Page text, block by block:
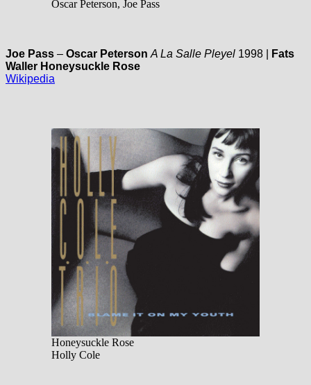
Oscar Peterson, Joe Pass
Joe Pass – Oscar Peterson A La Salle Pleyel 1998 |
Fats
Waller Honeysuckle Rose
Wikipedia
Honeysuckle Rose
Holly Cole